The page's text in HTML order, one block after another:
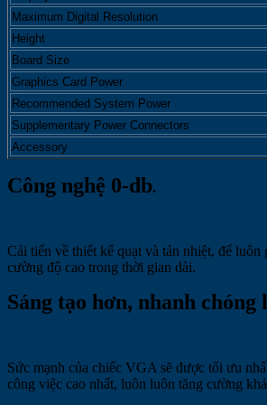
Maximum Digital Resolution
Height
Board Size
Graphics Card Power
Recommended System Power
Supplementary Power Connectors
Accessory
Công nghệ 0-db.
Cải tiến về thiết kế quạt và tản nhiệt, để
cường độ cao trong thời gian dài.
Sáng tạo hơn, nhanh chóng
Sức mạnh của chiếc VGA sẽ được tối ưu
công việc cao nhất, luôn luôn tăng cường